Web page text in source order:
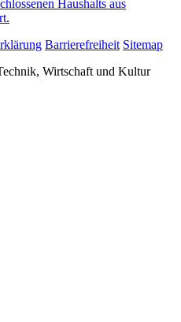
Haushalts aus
Barrierefreiheit Sitemap
Wirtschaft und Kultur